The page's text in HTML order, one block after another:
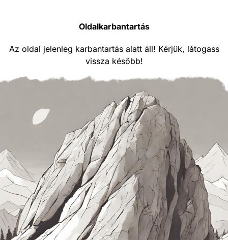
Oldalkarbantartás
Az oldal jelenleg karbantartás alatt áll! Kérjük, látogass
vissza később!